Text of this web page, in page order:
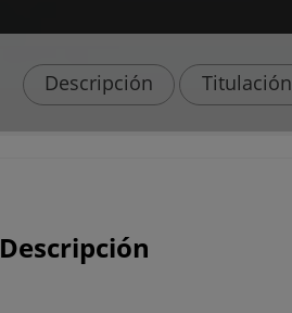
Descripción Titulación
Descripción